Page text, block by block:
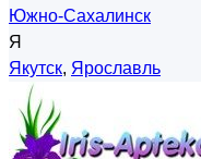
Южно-Сахалинск
Я
Якутск, Ярославль